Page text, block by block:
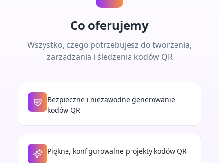
Co oferujemy
Wszystko, czego potrzebujesz do tworzenia,
zarządzania i śledzenia kodów QR
Bezpieczne i niezawodne generowanie
kodów QR
Piękne, konfigurowalne projekty kodów QR